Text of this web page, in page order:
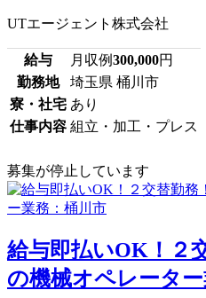
UTエージェント株式会社
給与 月収例300,000円
勤務地
埼玉県 桶川市
寮・社宅 あり
仕事内容 組立・加工・プレス
募集が停止しています
給与即払いOK！２
の機械オペレータ